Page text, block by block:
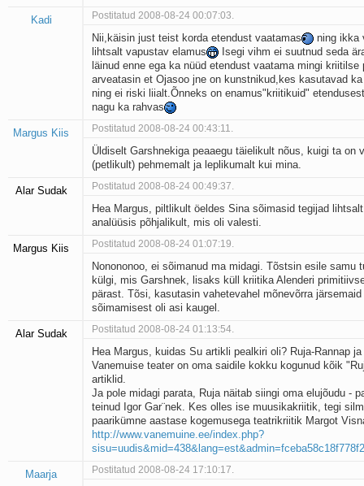
Kadi Postitatud 2008-08-24 00:07:03.
Nii,käisin just teist korda etendust vaatamas
ning ikka
lihtsalt vapustav elamus
Isegi vihm ei suutnud seda
läinud enne ega ka nüüd etendust vaatama mingi kriitilse
arveatasin et Ojasoo jne on kunstnikud,kes kasutavad
ning ei riski liialt.Õnneks on enamus"kriitikuid"
nagu ka rahvas
Margus Kiis Postitatud 2008-08-24 00:43:11.
Üldiselt Garshnekiga peaaegu täielikult nõus, kuigi ta on
(petlikult) pehmemalt ja leplikumalt kui mina.
Alar Sudak Postitatud 2008-08-24 00:49:37.
Hea Margus, piltlikult öeldes Sina sõimasid tegijad
analüüsis põhjalikult, mis oli valesti.
Margus Kiis Postitatud 2008-08-24 01:07:19.
Nonononoo, ei sõimanud ma midagi. Tõstsin esile samu
külgi, mis Garshnek, lisaks küll kriitika Alenderi
pärast. Tõsi, kasutasin vahetevahel mõnevõrra
sõimamisest oli asi kaugel.
Alar Sudak Postitatud 2008-08-24 01:13:54.
Hea Margus, kuidas Su artikli pealkiri oli? Ruja-Rannap
Vanemuise teater on oma saidile kokku kogunud kõik
artiklid.
Ja pole midagi parata, Ruja näitab siingi oma elujõudu -
teinud Igor Gar¨nek. Kes olles ise muusikakriitik, tegi
paarikümne aastase kogemusega teatrikriitik Margot
http://www.vanemuine.ee/index.php?
Maarja Postitatud 2008-08-24 17:10:17.